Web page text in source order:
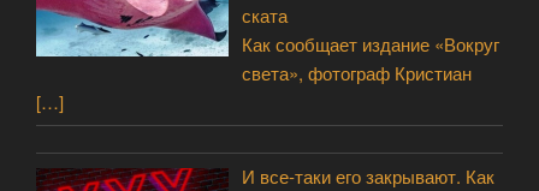
ската
Как сообщает издание «Вокруг
света», фотограф Кристиан
[…]
И все-таки его закрывают. Как